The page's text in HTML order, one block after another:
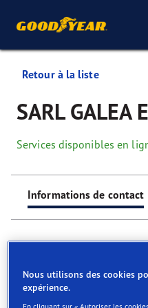
Retour à la liste
SARL GALEA
Services disponibles en
Informations de contact
Find your tyres
Nous utilisons des cookies
expérience.